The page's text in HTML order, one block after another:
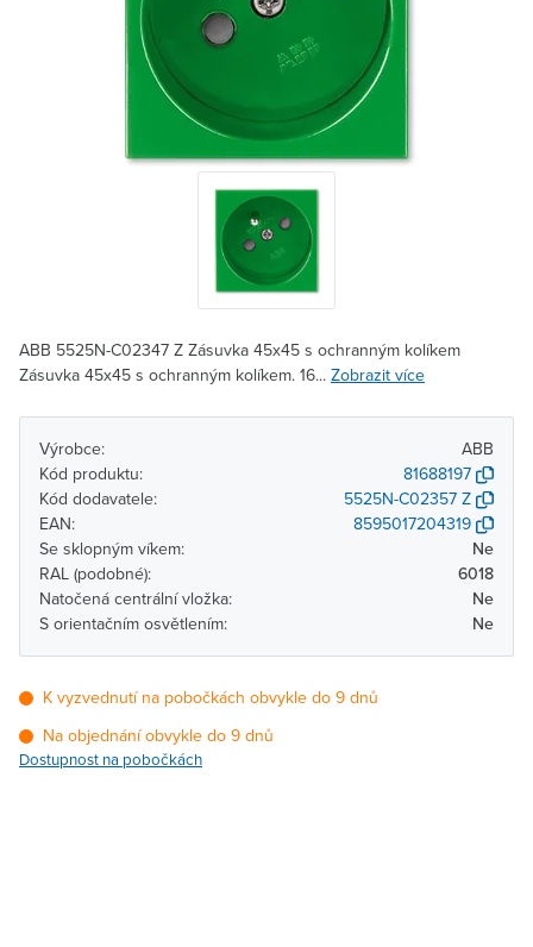
ABB 5525N-C02347 Z Zásuvka 45x45 s ochranným kolíkem
Zásuvka 45x45 s ochranným kolíkem. 16... Zobrazit více
Výrobce:
ABB
Kód produktu:
81688197
Kód dodavatele:
5525N-C02357 Z
EAN:
8595017204319
Se sklopným víkem:
Ne
RAL (podobné):
6018
Natočená centrální vložka:
Ne
S orientačním osvětlením:
Ne
K vyzvednutí na pobočkách obvykle do 9 dnů
Na objednání obvykle do 9 dnů
Dostupnost na pobočkách